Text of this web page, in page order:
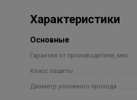
Характеристики
Основные
Гарантия от производителя, мес.
Класс защиты
Диаметр условного прохода